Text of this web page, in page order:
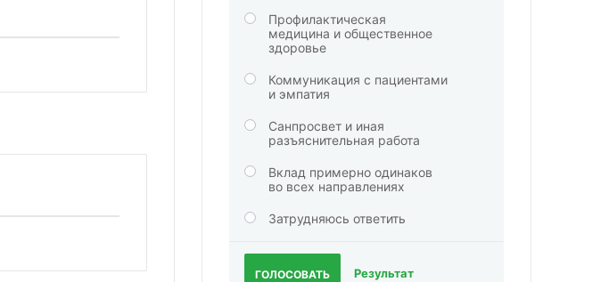
Профилактическая
медицина и общественное
здоровье
Коммуникация с пациентами
и эмпатия
Санпросвет и иная
разъяснительная работа
Вклад примерно одинаков
во всех направлениях
Затрудняюсь ответить
ГОЛОСОВАТЬ Результат